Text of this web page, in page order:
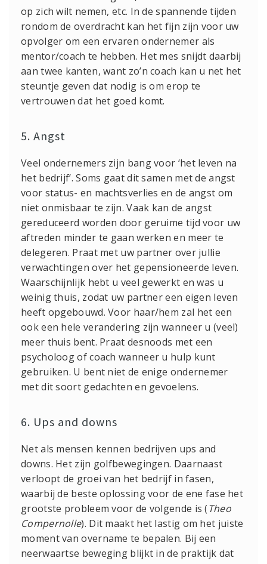
op zich wilt nemen, etc. In de spannende tijden
rondom de overdracht kan het fijn zijn voor uw
opvolger om een ervaren ondernemer als
mentor/coach te hebben. Het mes snijdt daarbij
aan twee kanten, want zo’n coach kan u net het
steuntje geven dat nodig is om erop te
vertrouwen dat het goed komt.
5. Angst
Veel ondernemers zijn bang voor ‘het leven na
het bedrijf’. Soms gaat dit samen met de angst
voor status- en machtsverlies en de angst om
niet onmisbaar te zijn. Vaak kan de angst
gereduceerd worden door geruime tijd voor uw
aftreden minder te gaan werken en meer te
delegeren. Praat met uw partner over jullie
verwachtingen over het gepensioneerde leven.
Waarschijnlijk hebt u veel gewerkt en was u
weinig thuis, zodat uw partner een eigen leven
heeft opgebouwd. Voor haar/hem zal het een
ook een hele verandering zijn wanneer u (veel)
meer thuis bent. Praat desnoods met een
psycholoog of coach wanneer u hulp kunt
gebruiken. U bent niet de enige ondernemer
met dit soort gedachten en gevoelens.
6. Ups and downs
Net als mensen kennen bedrijven ups and
downs. Het zijn golfbewegingen. Daarnaast
verloopt de groei van het bedrijf in fasen,
waarbij de beste oplossing voor de ene fase het
grootste probleem voor de volgende is (Theo
Compernolle). Dit maakt het lastig om het juiste
moment van overname te bepalen. Bij een
neerwaartse beweging blijkt in de praktijk dat